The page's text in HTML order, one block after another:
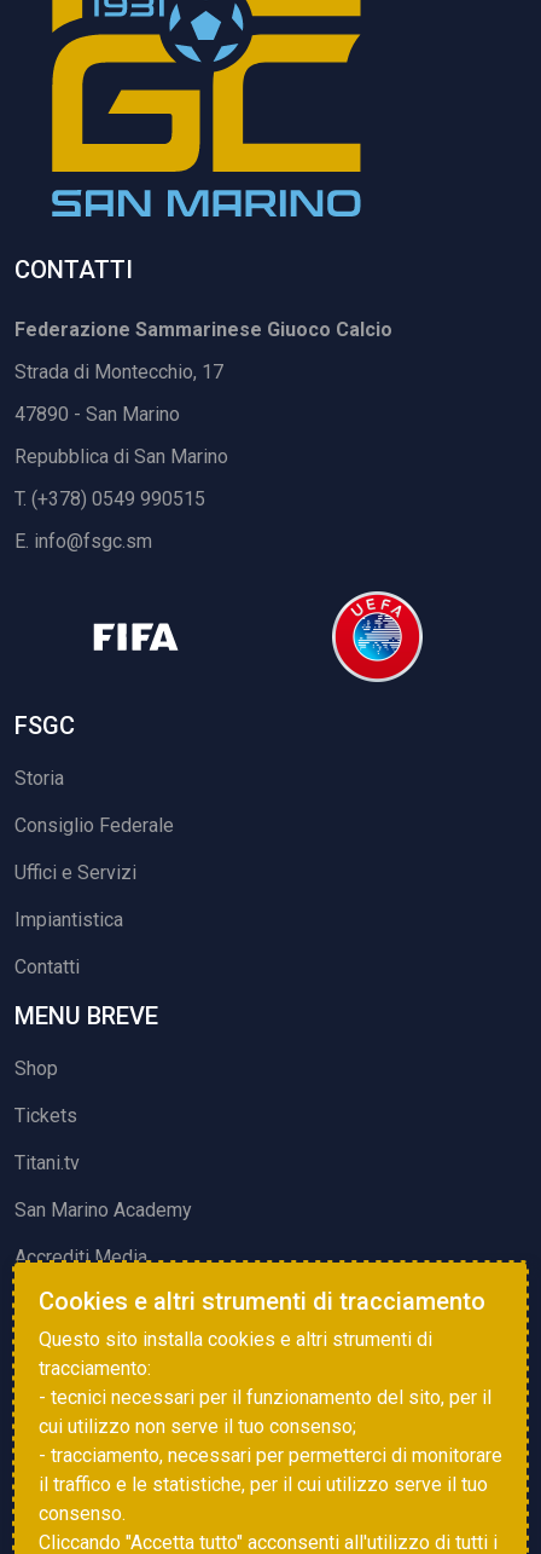
CONTATTI
Federazione Sammarinese Giuoco Calcio
Strada di Montecchio, 17
47890 - San Marino
Repubblica di San Marino
T. (+378) 0549 990515
E. info@fsgc.sm
FSGC
Storia
Consiglio Federale
Uffici e Servizi
Impiantistica
Contatti
MENU BREVE
Shop
Tickets
Titani.tv
San Marino Academy
Accrediti Media
ATTIVITÀ ED EVENTI
Squadre di Calcio
Associazione Sammarinese Arbitri
Vota gol e parata
Cookies e altri strumenti di tracciamento
Questo sito installa cookies e altri strumenti di
tracciamento:
- tecnici necessari per il funzionamento del sito, per il
cui utilizzo non serve il tuo consenso;
- tracciamento, necessari per permetterci di monitorare
il traffico e le statistiche, per il cui utilizzo serve il tuo
consenso.
Cliccando "Accetta tutto" acconsenti all'utilizzo di tutti i